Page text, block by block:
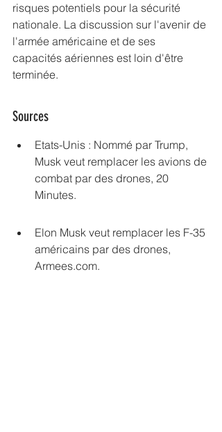
risques potentiels pour la sécurité
nationale. La discussion sur l'avenir de
l'armée américaine et de ses
capacités aériennes est loin d'être
terminée.
Sources
Etats-Unis : Nommé par Trump,
Musk veut remplacer les avions de
combat par des drones, 20
Minutes.
Elon Musk veut remplacer les F-35
américains par des drones,
Armees.com.